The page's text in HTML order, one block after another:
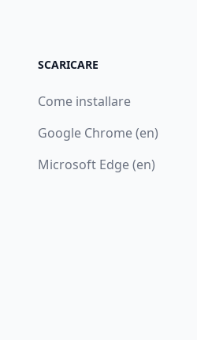
SCARICARE
Come installare
Google Chrome (en)
Microsoft Edge (en)